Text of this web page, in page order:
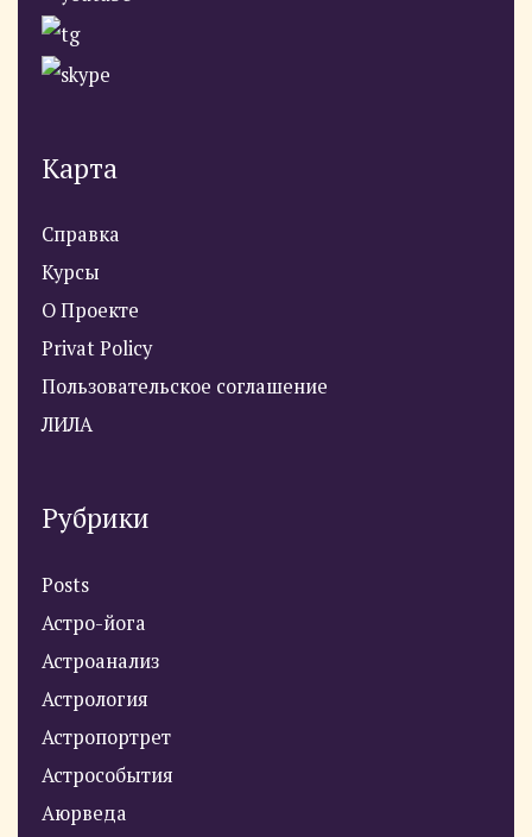
Карта
Справка
Курсы
О Проекте
Privat Policy
Пользовательское соглашение
ЛИЛА
Рубрики
Posts
Астро-йога
Астроанализ
Астрология
Астропортрет
Астрособытия
Аюрведа